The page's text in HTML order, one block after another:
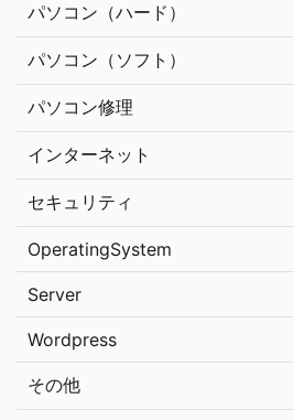
パソコン（ハード）
パソコン（ソフト）
パソコン修理
インターネット
セキュリティ
OperatingSystem
Server
Wordpress
その他